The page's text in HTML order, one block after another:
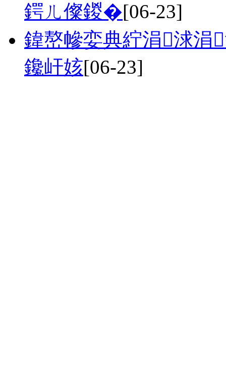
鍔ㄦ儏鍐�[06-23]
鍏嶅幓娈典紵涓浗涓
鑱屽姟[06-23]